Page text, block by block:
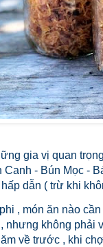
gia vị quan
Canh - Bún Mọc -
dẫn ( trừ khi
, món ăn nào
nhưng không phải
về trước , khi